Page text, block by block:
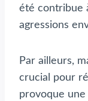
été contribue
agressions
Par ailleurs,
crucial pour
provoque